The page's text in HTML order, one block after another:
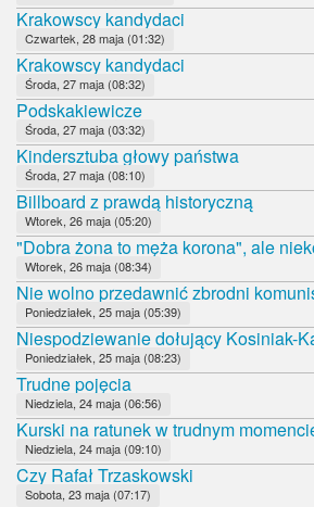
Krakowscy kandydaci
Czwartek, 28 maja (01:32)
Krakowscy kandydaci
Środa, 27 maja (08:32)
Podskakiewicze
Środa, 27 maja (03:32)
Kindersztuba głowy państwa
Środa, 27 maja (08:10)
Billboard z prawdą historyczną
Wtorek, 26 maja (05:20)
"Dobra żona to męża korona", ale
Wtorek, 26 maja (08:34)
Nie wolno przedawnić zbrodni
Poniedziałek, 25 maja (05:39)
Niespodziewanie dołujący Kosiniak-
Poniedziałek, 25 maja (08:23)
Trudne pojęcia
Niedziela, 24 maja (06:56)
Kurski na ratunek w trudnym
Niedziela, 24 maja (09:10)
Czy Rafał Trzaskowski
Sobota, 23 maja (07:17)